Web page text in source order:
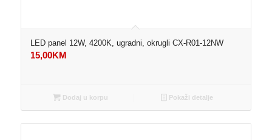
LED panel 12W, 4200K, ugradni, okrugli CX-R01-12NW
15,00KM
Dodaj u korpu Pokaži detalje